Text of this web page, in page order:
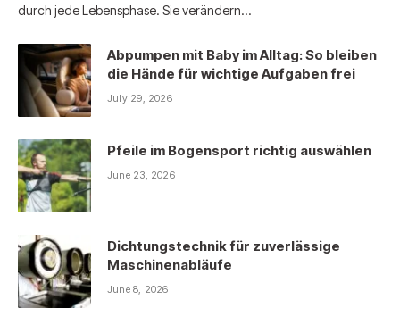
durch jede Lebensphase. Sie verändern…
Abpumpen mit Baby im Alltag: So bleiben
die Hände für wichtige Aufgaben frei
July 29, 2026
Pfeile im Bogensport richtig auswählen
June 23, 2026
Dichtungstechnik für zuverlässige
Maschinenabläufe
June 8, 2026